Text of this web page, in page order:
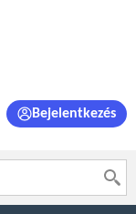
Bejelentkezés